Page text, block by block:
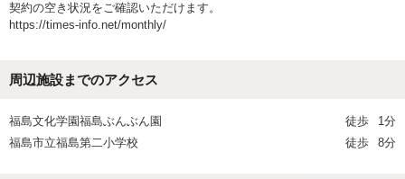
契約の空き状況をご確認いただけます。
https://times-info.net/monthly/
周辺施設までのアクセス
福島文化学園福島ぶんぶん園 徒歩
1分
福島市立福島第二小学校
徒歩 8分